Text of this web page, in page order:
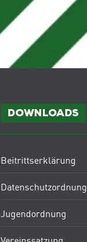
Downloads
Beitrittserklärung
Datenschutzordnung
Jugendordnung